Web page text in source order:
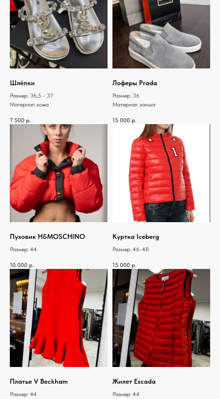
Шлёпки
Размер: 36,5 - 37
Материал: кожа
7 500 р.
Лоферы Prada
Размер: 36
Материал: замша
15 000 р.
Пуховик H&MOSCHINO
Размер: 44
10 000 р.
Куртка Iceberg
Размер: 46-48
15 000 р.
Платье V Beckham
Размер: 44
Жилет Escada
Размер: 44